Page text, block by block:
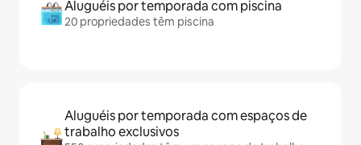
Aluguéis por temporada com piscina
20 propriedades têm piscina
Aluguéis por temporada com espaços de
trabalho exclusivos